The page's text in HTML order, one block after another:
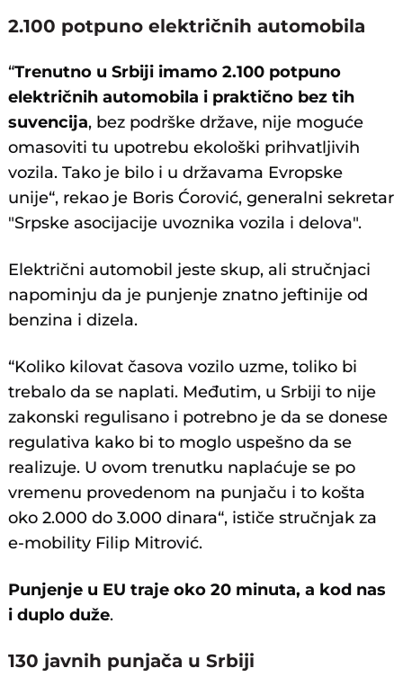
2.100 potpuno električnih automobila
“Trenutno u Srbiji imamo 2.100 potpuno
električnih automobila i praktično bez tih
suvencija, bez podrške države, nije moguće
omasoviti tu upotrebu ekološki prihvatljivih
vozila. Tako je bilo i u državama Evropske
unije“, rekao je Boris Ćorović, generalni sekretar
"Srpske asocijacije uvoznika vozila i delova".
Električni automobil jeste skup, ali stručnjaci
napominju da je punjenje znatno jeftinije od
benzina i dizela.
“Koliko kilovat časova vozilo uzme, toliko bi
trebalo da se naplati. Međutim, u Srbiji to nije
zakonski regulisano i potrebno je da se donese
regulativa kako bi to moglo uspešno da se
realizuje. U ovom trenutku naplaćuje se po
vremenu provedenom na punjaču i to košta
oko 2.000 do 3.000 dinara“, ističe stručnjak za
e-mobility Filip Mitrović.
Punjenje u EU traje oko 20 minuta, a kod nas
i duplo duže.
130 javnih punjača u Srbiji